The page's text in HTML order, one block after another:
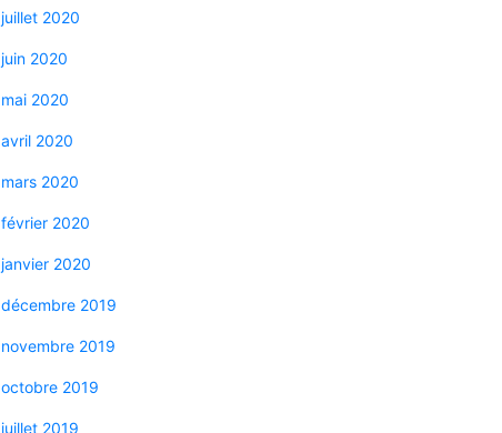
juillet 2020
juin 2020
mai 2020
avril 2020
mars 2020
février 2020
janvier 2020
décembre 2019
novembre 2019
octobre 2019
juillet 2019